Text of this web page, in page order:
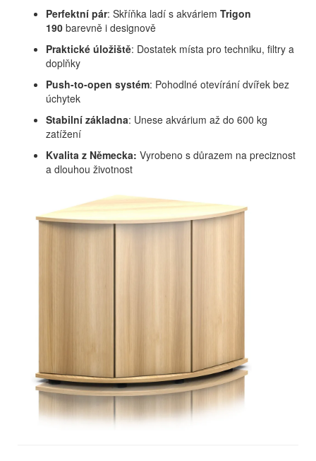
Perfektní pár: Skříňka ladí s akváriem Trigon
190 barevně i designově
Praktické úložiště: Dostatek místa pro techniku, filtry a
doplňky
Push-to-open systém: Pohodlné otevírání dvířek bez
úchytek
Stabilní základna: Unese akvárium až do 600 kg
zatížení
Kvalita z Německa: Vyrobeno s důrazem na preciznost
a dlouhou životnost